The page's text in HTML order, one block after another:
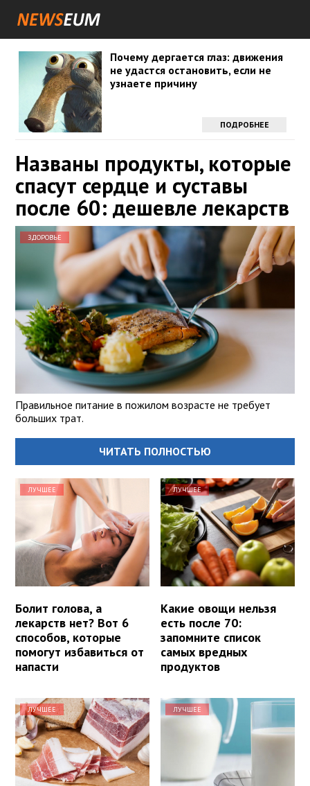
Почему дергается глаз: движения
не удастся остановить, если не
узнаете причину
ПОДРОБНЕЕ
Названы продукты, которые
спасут сердце и суставы
после 60: дешевле лекарств
ЗДОРОВЬЕ
Правильное питание в пожилом возрасте не требует
больших трат.
ЧИТАТЬ ПОЛНОСТЬЮ
ЛУЧШЕЕ
Болит голова, а
лекарств нет? Вот 6
способов, которые
помогут избавиться от
напасти
ЛУЧШЕЕ
Какие овощи нельзя
есть после 70:
запомните список
самых вредных
продуктов
ЛУЧШЕЕ ЛУЧШЕЕ